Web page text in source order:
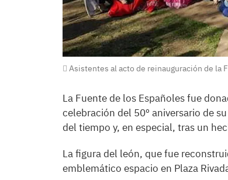
Asistentes al acto de reinauguración de la
La Fuente de los Españoles fue
celebración del 50º aniversario de
del tiempo y, en especial, tras un
La figura del león, que fue
emblemático espacio en Plaza